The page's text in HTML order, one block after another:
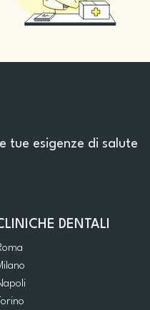
tue esigenze di salute
DENTALI
Torino